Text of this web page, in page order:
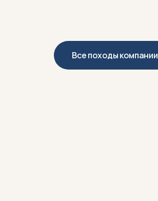
Все походы компании